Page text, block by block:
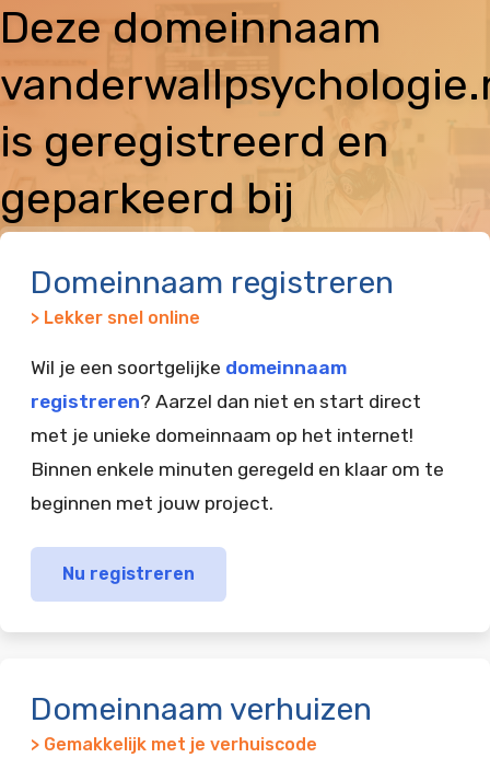
Deze domeinnaam
is geregistreerd en
geparkeerd bij
Domeinnaam registreren
> Lekker snel online
Wil je een soortgelijke domeinnaam
registreren? Aarzel dan niet en start direct
met je unieke domeinnaam op het internet!
Binnen enkele minuten geregeld en klaar om te
beginnen met jouw project.
Nu registreren
Domeinnaam verhuizen
> Gemakkelijk met je verhuiscode